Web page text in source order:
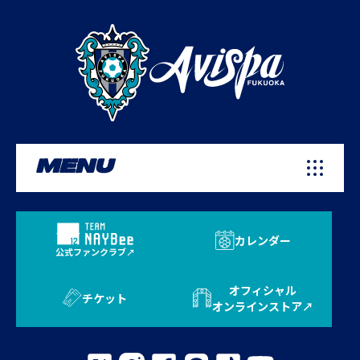
MENU
公式ファンクラブ
カレンダー
チケット
オフィシャル
オンラインストア